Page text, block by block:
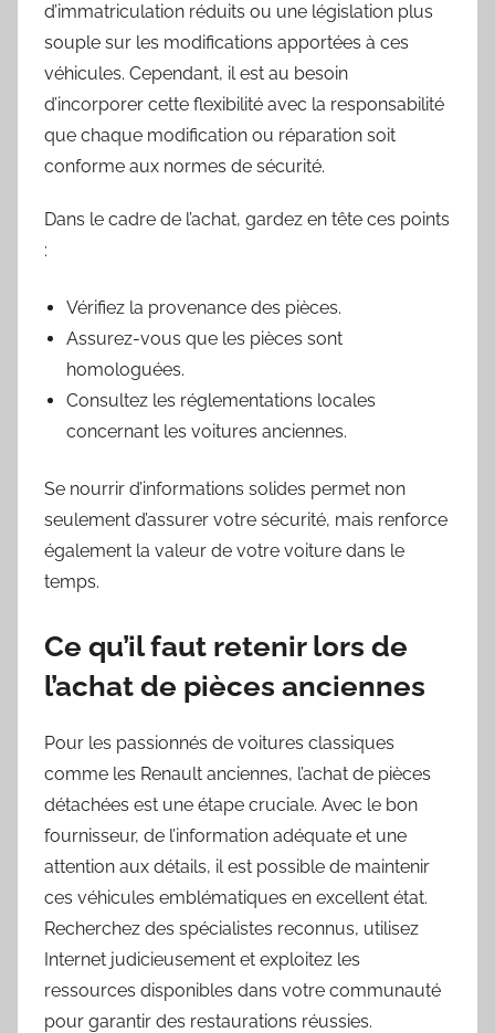
d’immatriculation réduits ou une législation plus
souple sur les modifications apportées à ces
véhicules. Cependant, il est au besoin
d’incorporer cette flexibilité avec la responsabilité
que chaque modification ou réparation soit
conforme aux normes de sécurité.
Dans le cadre de l’achat, gardez en tête ces points
:
Vérifiez la provenance des pièces.
Assurez-vous que les pièces sont
homologuées.
Consultez les réglementations locales
concernant les voitures anciennes.
Se nourrir d’informations solides permet non
seulement d’assurer votre sécurité, mais renforce
également la valeur de votre voiture dans le
temps.
Ce qu’il faut retenir lors de
l’achat de pièces anciennes
Pour les passionnés de voitures classiques
comme les Renault anciennes, l’achat de pièces
détachées est une étape cruciale. Avec le bon
fournisseur, de l’information adéquate et une
attention aux détails, il est possible de maintenir
ces véhicules emblématiques en excellent état.
Recherchez des spécialistes reconnus, utilisez
Internet judicieusement et exploitez les
ressources disponibles dans votre communauté
pour garantir des restaurations réussies.